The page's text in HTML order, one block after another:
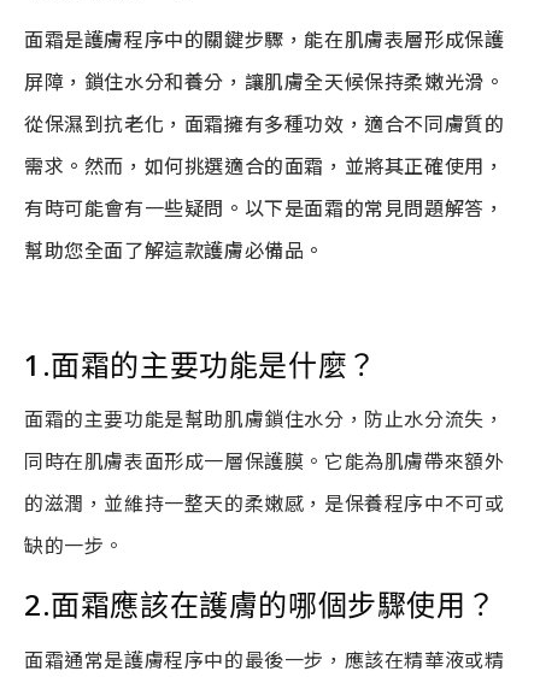
面霜是護膚程序中的關鍵步驟，能在肌膚表層形成保護
屏障，鎖住水分和養分，讓肌膚全天候保持柔嫩光滑。
從保濕到抗老化，面霜擁有多種功效，適合不同膚質的
需求。然而，如何挑選適合的面霜，並將其正確使用，
有時可能會有一些疑問。以下是面霜的常見問題解答，
幫助您全面了解這款護膚必備品。
1.面霜的主要功能是什麼？
面霜的主要功能是幫助肌膚鎖住水分，防止水分流失，
同時在肌膚表面形成一層保護膜。它能為肌膚帶來額外
的滋潤，並維持一整天的柔嫩感，是保養程序中不可或
缺的一步。
2.面霜應該在護膚的哪個步驟使用？
面霜通常是護膚程序中的最後一步，應該在精華液或精